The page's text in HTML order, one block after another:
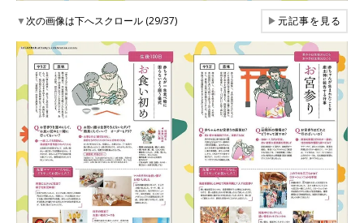
▼次の画像は下へスクロール (29/37) ▶元記事を見る